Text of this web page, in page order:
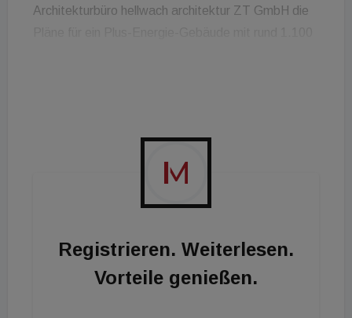
Architekturbüro hellwach architektur ZT GmbH die
und Natur. Die Baustoffe des Altbestands werden
so weit wie möglich wiederverwendet und -
verwertet. Baustart ist für Frühjahr 2026
Die Fertigstellung ist im Frühjahr 2027
Insgesamt investiert Hansesun rund 7 Millionen
Schweizer Franken. „Als Vorreiter für erneuerbare
Registrieren. Weiterlesen.
Vorteile genießen.